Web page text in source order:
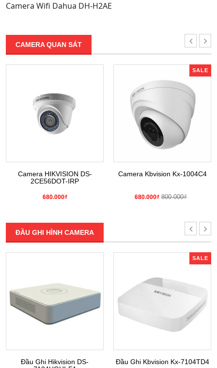
Camera Wifi Dahua DH-H2AE
CAMERA QUAN SÁT
Camera HIKVISION DS-
2CE56DOT-IRP
680.000₫
SALE
Camera Kbvision Kx-1004C4
680.000₫ 800.000₫
ĐẦU GHI HÌNH CAMERA
Đầu Ghi Hikvision DS-
SALE
Đầu Ghi Kbvision Kx-7104TD4